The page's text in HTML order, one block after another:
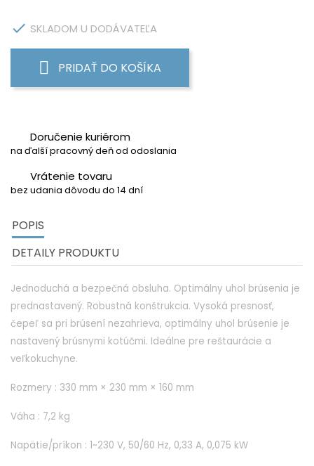
 SKLADOM U DODÁVATEĽA
PRIDAŤ DO KOŠÍKA
Doručenie kuriérom
na ďalší pracovný deň od odoslania
Vrátenie tovaru
bez udania dôvodu do 14 dní
POPIS
DETAILY PRODUKTU
Jednoduchá a bezpečná obsluha. Optimálny uhol brúsenia je
prednastavený. Robustná konštrukcia. Vysoká presnosť,
čepeľ sa pri brúsení nezahrieva, optimálny uhol brúsenie je
nastavený brúsnymi kotúčmi. Ideálne pre reštaurácie a
veľkokuchyne.
Rozmery : 330 mm × 230 mm × 160 mm
Váha : 7,2 kg
Napätie/príkon : 1~230 V, 50/60 Hz, 0,33 A, 0,075 kW